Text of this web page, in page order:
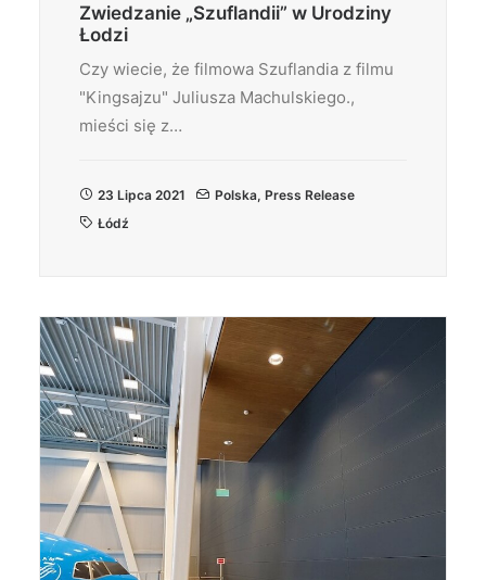
Zwiedzanie „Szuflandii” w Urodziny
Łodzi
Czy wiecie, że filmowa Szuflandia z filmu
"Kingsajzu" Juliusza Machulskiego.,
mieści się z…
23 Lipca 2021 Polska, Press Release
Łódź